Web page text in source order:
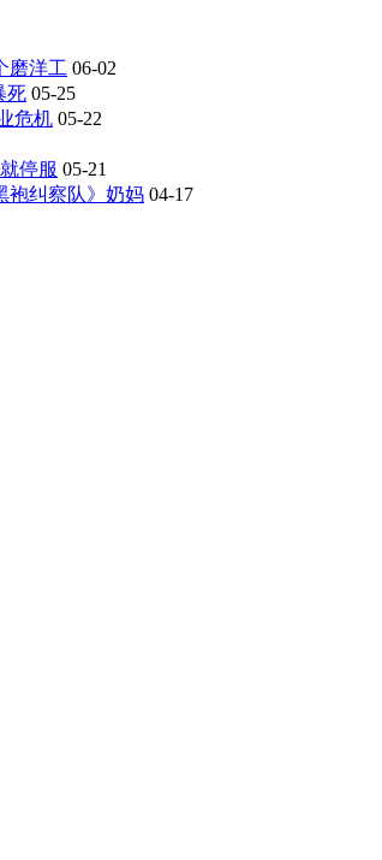
磨洋工 06-02
死 05-25
危机 05-22
停服 05-21
袍纠察队》奶妈 04-17